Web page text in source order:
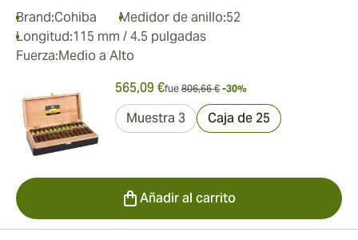
Brand:Cohiba Medidor de anillo:52
Longitud:115 mm / 4.5 pulgadas
Fuerza:Medio a Alto
565,09 €fue 806,66 € -30%
Muestra 3 Caja de 25
Añadir al carrito